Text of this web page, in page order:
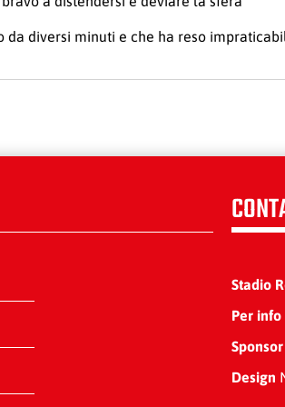
da diversi minuti e che ha reso
Stadio
Per info
Design